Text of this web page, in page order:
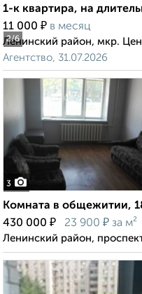
2/6
1-к квартира, на
11 000 ₽ в месяц
Ленинский район, мкр.
Агентство, 31.07.2026
3
Комната в общежитии,
430 000 ₽ 23 900 ₽ за м²
Ленинский район,